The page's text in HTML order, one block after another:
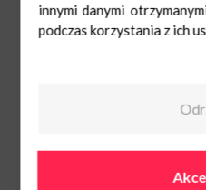
innymi danymi
podczas korzystania z ich